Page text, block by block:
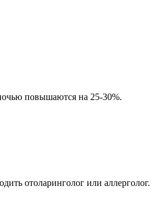
повышаются на 25-30%.
отоларинголог или аллерголог.